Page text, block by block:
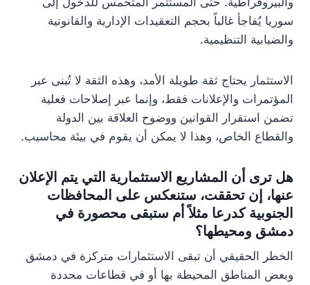
سوريا يُفاجأ غالباً بحجم التعقيدات الإدارية والقانونية
والضبابية التنظيمية.
الاستثمار يحتاج ثقة طويلة الأمد، وهذه الثقة لا تُبنى عبر
المؤتمرات والإعلانات فقط، وإنما عبر إصلاحات فعلية
تضمن استقرار القوانين ووضوح العلاقة بين الدولة
والقطاع الخاص، وهذا لا يمكن أن يقوم في بيئة محاسيب.
هل ترى أن المشاريع الاستثمارية التي يتم الإعلان
عنها، إن تحققت، ستنعكس على المحافظات
الجنوبية كدرعا مثلاً أم ستبقى محصورة في
دمشق ومحيطها؟
الخطر الحقيقي أن تبقى الاستثمارات متركزة في دمشق
وبعض المناطق المحيطة بها أو في قطاعات محددة